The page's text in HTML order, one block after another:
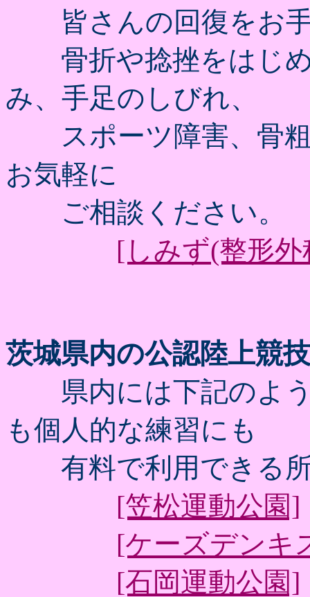
皆さんの回復をお手
骨折や捻挫をはじめ
み、手足のしびれ、
スポーツ障害、骨粗
お気軽に
ご相談ください。
[しみず(整形
茨城県内の公認陸上競
県内には下記のよう
も個人的な練習にも
有料で利用できる所
[笠松運動公園]
[ケーズデンキ
[石岡運動公園]